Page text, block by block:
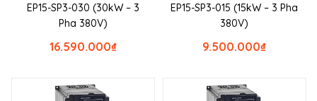
EP15-SP3-030 (30kW – 3
Pha 380V)
₫
16.590.000
EP15-SP3-015 (15kW – 3 Pha
380V)
₫
9.500.000